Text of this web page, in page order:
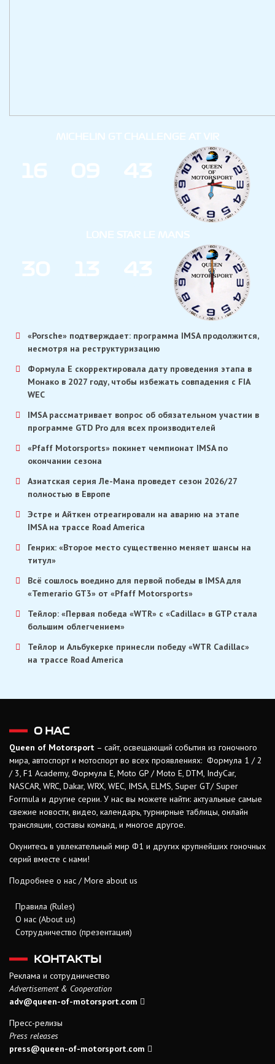
MICHELIN GT CHALLENGE AT VIR
16 09 43
LONE STAR LE MANS
30 13 43
«Porsche» подтверждает: программа IMSA продолжится,
несмотря на реструктуризацию
Формула E скорректировала дату проведения этапа в
Монако в 2027 году, чтобы избежать совпадения с FIA
WEC
IMSA рассматривает вопрос об обязательном участии в
программе GTD Pro для всех производителей
«Pfaff Motorsports» покинет чемпионат IMSA по
окончании сезона
Азиатская серия Ле-Мана проведет сезон 2026/27
полностью в Европе
Эстре и Айткен отреагировали на аварию на этапе
IMSA на трассе Road America
Генрих: «Второе место существенно меняет шансы на
титул»
Всё сошлось воедино для первой победы в IMSA для
«Temerario GT3» от «Pfaff Motorsports»
Тейлор: «Первая победа «WTR» с «Cadillac» в GTP стала
большим облегчением»
Тейлор и Альбукерке принесли победу «WTR Cadillac»
на трассе Road America
О НАС
Queen of Motorsport – сайт, освещающий события из гоночного
мира, автоспорт и мотоспорт во всех проявлениях: Формула 1 / 2
/ 3, F1 Academy, Формула Е, Moto GP / Moto E, DTM, IndyCar,
NASCAR, WRC, Dakar, WRX, WEC, IMSA, ELMS, Super GT/ Super
Formula и другие серии. У нас вы можете найти: актуальные самые
свежие новости, видео, календарь, турнирные таблицы, онлайн
трансляции, составы команд, и многое другое.
Окунитесь в увлекательный мир Ф1 и других крупнейших гоночных
серий вместе с нами!
Подробнее о нас / More about us
Правила (Rules)
О нас (About us)
Сотрудничество (презентация)
КОНТАКТЫ
Реклама и сотрудничество
Advertisement & Cooperation
adv@queen-of-motorsport.com
Пресс-релизы
Press releases
press@queen-of-motorsport.com